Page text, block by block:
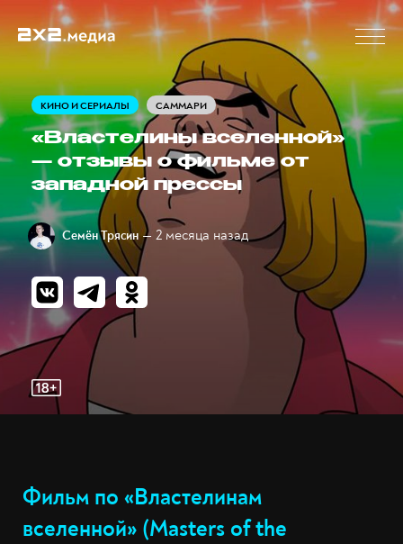
КИНО И СЕРИАЛЫ САММАРИ
«Властелины вселенной»
— отзывы о фильме от
западной прессы
Семён Трясин — 2 месяца назад
Фильм по «Властелинам
вселенной» (Masters of the